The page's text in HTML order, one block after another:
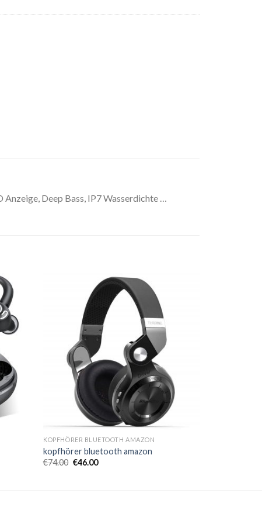
Deep Bass, IP7 Wasserdichte …
KOPFHÖRER BLUETOOTH AMAZON
kopfhörer bluetooth amazon
€74.00 €46.00